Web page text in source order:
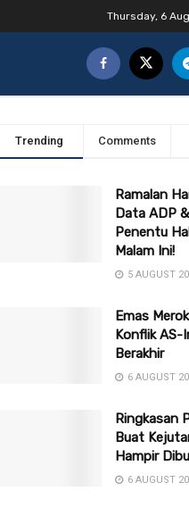
Thursday, 6
Trending Comments
Ramalan
Data ADP
Penentu
Malam Ini!
5 AUGUST
Emas
Konflik AS-
Berakhir
6 AUGUST
Ringkasan
Buat
Hampir
6 AUGUST